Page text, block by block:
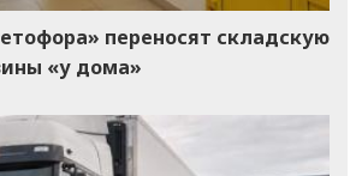
переносят складскую
«у дома»